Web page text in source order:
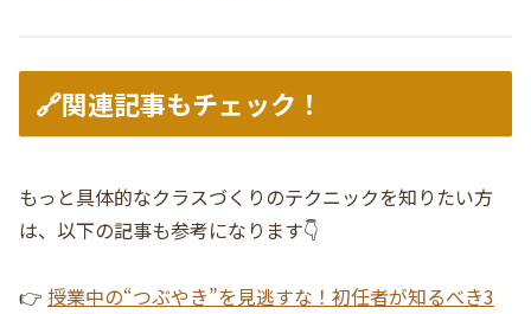
🔗関連記事もチェック！
もっと具体的なクラスづくりのテクニックを知りたい方
は、以下の記事も参考になります👇
👉 授業中の“つぶやき”を見逃すな！初任者が知るべき3